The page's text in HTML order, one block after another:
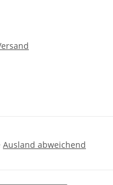
Ausland abweichend